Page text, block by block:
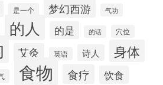
是一个 梦幻西游 气功
的人 的是 的话 穴位
艾灸 英语 诗人 身体
食物 食疗 饮食